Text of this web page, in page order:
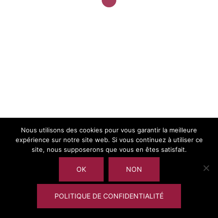
Nous utilisons des cookies pour vous garantir la meilleure
expérience sur notre site web. Si vous continuez à utiliser ce
site, nous supposerons que vous en êtes satisfait.
OK NON
POLITIQUE DE CONFIDENTIALITÉ